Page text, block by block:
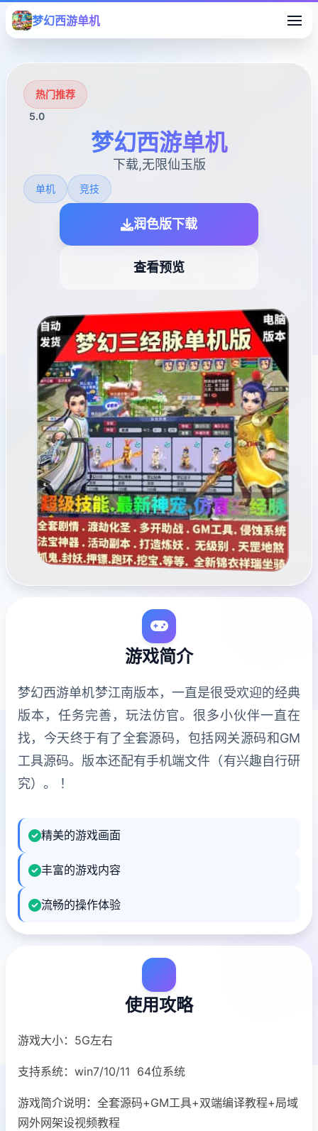
梦幻西游单机
热门推荐
5.0
梦幻西游单机
下载,无限仙玉版
单机 竞技
润色版下载
查看预览
游戏简介
梦幻西游单机梦江南版本，一直是很受欢迎的经典
版本，任务完善，玩法仿官。很多小伙伴一直在
找，今天终于有了全套源码，包括网关源码和GM
工具源码。版本还配有手机端文件（有兴趣自行研
究）。 ！
精美的游戏画面
丰富的游戏内容
流畅的操作体验
使用攻略
游戏大小：5G左右
支持系统：win7/10/11 64位系统
游戏简介说明：全套源码+GM工具+双端编译教程+局域
网外网架设视频教程